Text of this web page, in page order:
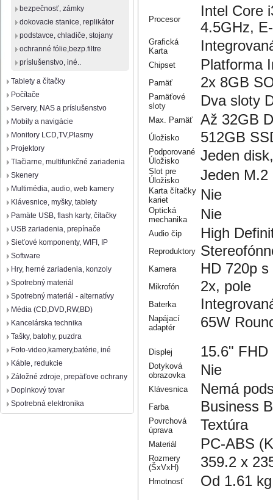
bezpečnosť, zámky
dokovacie stanice, replikátor
podstavce, chladiče, stojany
ochranné fólie,bezp.filtre
príslušenstvo, iné..
Tablety a čítačky
Počítače
Servery, NAS a príslušenstvo
Mobily a navigácie
Monitory LCD,TV,Plasmy
Projektory
Tlačiarne, multifunkčné zariadenia
Skenery
Multimédia, audio, web kamery
Klávesnice, myšky, tablety
Pamäte USB, flash karty, čítačky
USB zariadenia, prepínače
Sieťové komponenty, WIFI, IP
Software
Hry, herné zariadenia, konzoly
Spotrebný materiál
Spotrebný materiál - alternatívy
Média (CD,DVD,RW,BD)
Kancelárska technika
Tašky, batohy, puzdra
Foto-video,kamery,batérie, iné
Káble, redukcie
Záložné zdroje, prepäťove ochrany
Doplnkový tovar
Spotrebná elektronika
Procesor
Intel Core
4.5GHz,
Grafická
Karta
Chipset Platforma
Pamäť 2x 8GB
Pamäťové
sloty
Dva sloty
Max. Pamäť Až 32GB
Úložisko 512GB
Podporované
Úložisko
Jeden
Slot pre
Úložisko
Jeden M.2
Karta čítačky
kariet
Nie
Optická
mechanika
Nie
Audio čip High
Reproduktory
Kamera HD 720p
Mikrofón 2x, pole
Baterka
Napájací
adaptér
65W
Displej 15.6" FHD
Dotyková
obrazovka
Nie
Klávesnica Nemá
Farba Business
Povrchová
úprava
Textúra
Materiál PC-ABS
Rozmery
(ŠxVxH)
359.2 x
Hmotnosť Od 1.61 kg